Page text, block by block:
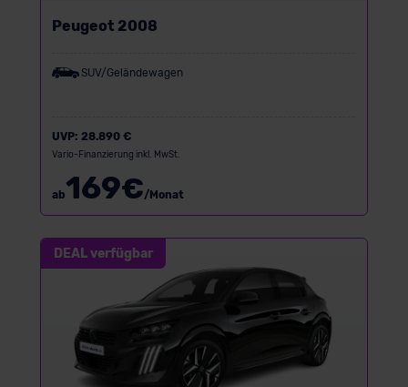
Peugeot 2008
SUV/Geländewagen
UVP: 28.890 €
Vario-Finanzierung inkl. MwSt.
ab169€/Monat
DEAL verfügbar